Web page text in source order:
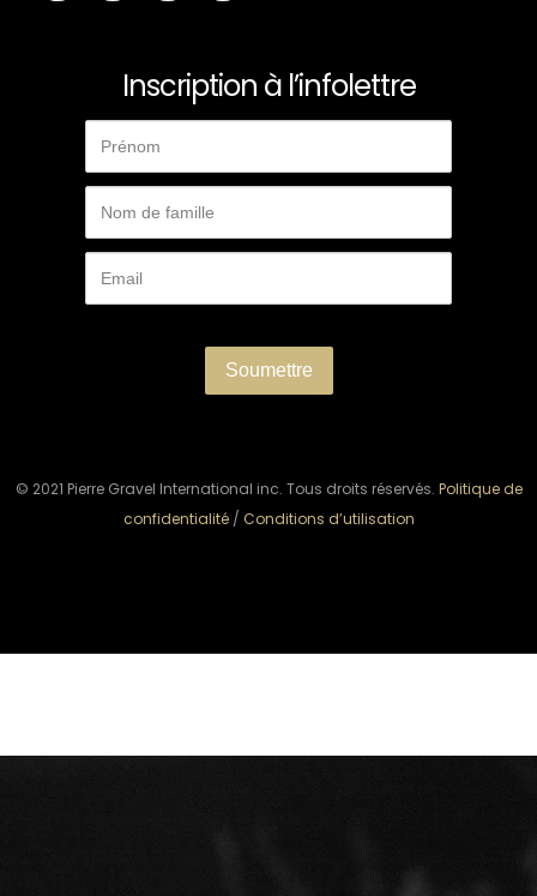
Inscription à l’infolettre
© 2021 Pierre Gravel International inc. Tous droits réservés. Politique de
confidentialité/ Conditions d’utilisation